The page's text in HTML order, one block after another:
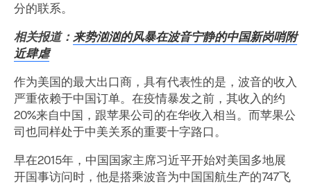
分的联系。
相关报道： 来势汹汹的风暴在波音宁静的中国新岗哨附
近肆虐
作为美国的最大出口商，具有代表性的是，波音的收入
严重依赖于中国订单。在疫情暴发之前，其收入的约
20%来自中国，跟苹果公司的在华收入相当。而苹果公
司也同样处于中美关系的重要十字路口。
早在2015年，中国国家主席习近平开始对美国多地展
开国事访问时，他是搭乘波音为中国国航生产的747飞